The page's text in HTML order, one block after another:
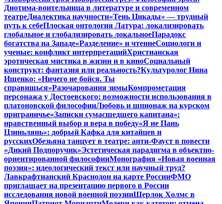
Диотима-воительница в литературе и современном
театреДиалектика научности«Тень Цикады» — трудный
путь к себеПлоская онтология Латура: локализировать
глобальное и глобализировать локальноеПарадокс
богатства на Западе«Разделение» и чтениеСоциологи и
ученые: конфликт интерпретацийХристианская
эротическая мистика в жизни и в киноСоциальный
конструкт: фантазия или реальность?Культуролог Нина
Ищенко: «Ничего не бойся. Ты
справишься»Разочарования зимыКомпрометация
персонажа у Достоевского: возможности использования в
платоновской философииЛюбовь и шпионаж на курском
приграничье«Записки сумасшедшего капитана»:
нравственный выбор и вера в победу«Я не Пань
Цзиньлянь»: добрый Кафка для китайцев и
русскихОбезьяна танцует в театре: анти-Фауст в повести
«Дикий Подпоручик»Эстетическая парадигма в объектно-
ориентированной философииМонография «Новая военная
поэзия»: идеологический текст или научный труд?
Лавкрафтианский Краснодон на карте РоссииФМО
приглашает на презентацию первого в России
исследования новой военной поэзииШерлок Холмс в